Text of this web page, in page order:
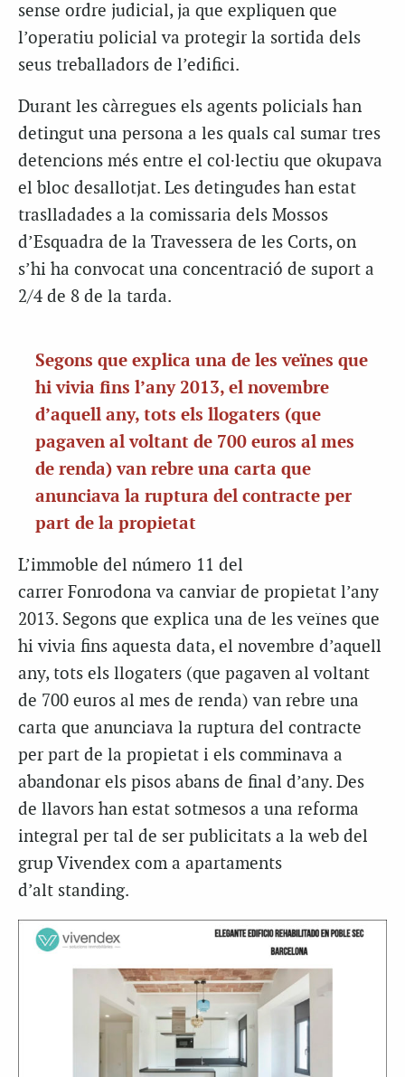
sense ordre judicial, ja que expliquen que
l’operatiu policial va protegir la sortida dels
seus treballadors de l’edifici.
Durant les càrregues els agents policials han
detingut una persona a les quals cal sumar tres
detencions més entre el col·lectiu que okupava
el bloc desallotjat. Les detingudes han estat
traslladades a la comissaria dels Mossos
d’Esquadra de la Travessera de les Corts, on
s’hi ha convocat una concentració de suport a
2/4 de 8 de la tarda.
Segons que explica una de les veïnes que
hi vivia fins l’any 2013, el novembre
d’aquell any, tots els llogaters (que
pagaven al voltant de 700 euros al mes
de renda) van rebre una carta que
anunciava la ruptura del contracte per
part de la propietat
L’immoble del número 11 del
carrer Fonrodona va canviar de propietat l’any
2013. Segons que explica una de les veïnes que
hi vivia fins aquesta data, el novembre d’aquell
any, tots els llogaters (que pagaven al voltant
de 700 euros al mes de renda) van rebre una
carta que anunciava la ruptura del contracte
per part de la propietat i els comminava a
abandonar els pisos abans de final d’any. Des
de llavors han estat sotmesos a una reforma
integral per tal de ser publicitats a la web del
grup Vivendex com a apartaments
d’alt standing.